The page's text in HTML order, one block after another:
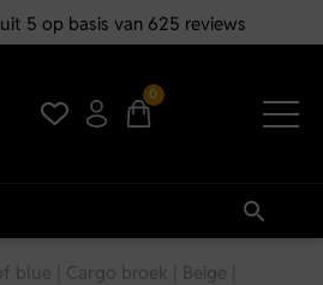
5 op basis van 625 reviews
0
blue | Cargo broek | Beige |